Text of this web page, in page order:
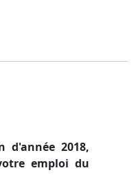
d'année 2018,
emploi du